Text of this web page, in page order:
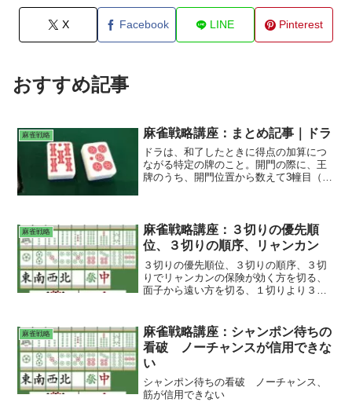
X Facebook LINE Pinterest
おすすめ記事
麻雀戦略 麻雀戦略講座：まとめ記事｜ドラ
ドラは、和了したときに得点の加算につ
ながる特定の牌のこと。開門の際に、王
牌のうち、開門位置から数えて3幢目（3
で計３枚が赤ドラ。ドラと両面待ちの優
先順位 ドラを故意にポンさせる ブラ
フのドラポン 役牌ドラ対子捨牌 一が
ドラの場合 対子落としの優先順位
麻雀戦略
麻雀戦略講座：３切りの優先順
位、３切りの順序、リャンカン
３切りの優先順位、３切りの順序、３切
りでリャンカンの保険が効く方を切る、
面子から遠い方を切る、１切りより３切
の安全度
麻雀戦略
麻雀戦略講座：シャンポン待ちの
看破 ノーチャンスが信用できな
い
シャンポン待ちの看破 ノーチャンス、
筋が信用できない